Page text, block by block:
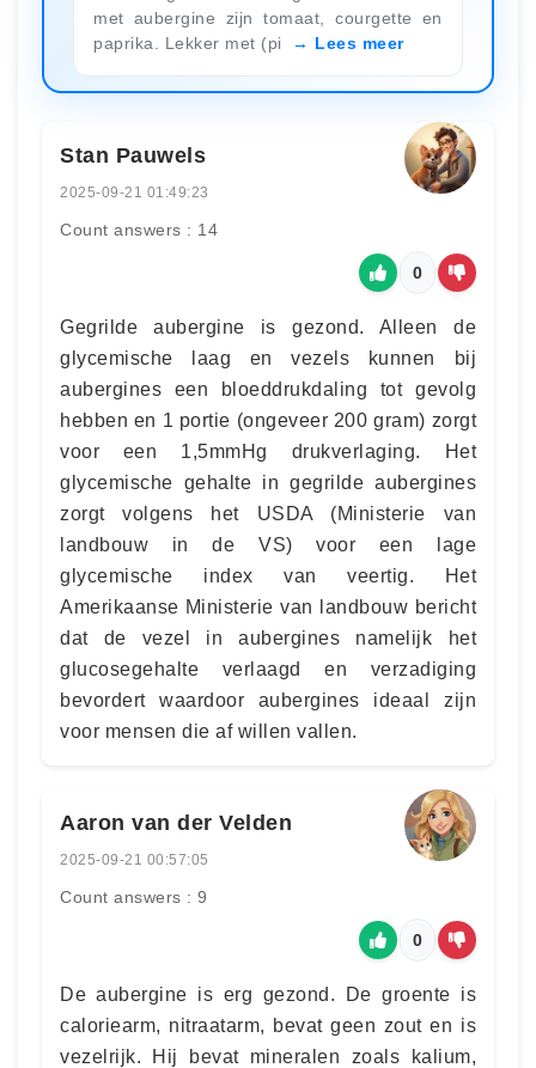
met aubergine zijn tomaat, courgette en
paprika. Lekker met (pi
Lees meer
Stan Pauwels
2025-09-21 01:49:23
Count answers : 14
0
Gegrilde aubergine is gezond. Alleen de
glycemische laag en vezels kunnen bij
aubergines een bloeddrukdaling tot gevolg
hebben en 1 portie (ongeveer 200 gram) zorgt
voor een 1,5mmHg drukverlaging. Het
glycemische gehalte in gegrilde aubergines
zorgt volgens het USDA (Ministerie van
landbouw in de VS) voor een lage
glycemische index van veertig. Het
Amerikaanse Ministerie van landbouw bericht
dat de vezel in aubergines namelijk het
glucosegehalte verlaagd en verzadiging
bevordert waardoor aubergines ideaal zijn
voor mensen die af willen vallen.
Aaron van der Velden
2025-09-21 00:57:05
Count answers : 9
0
De aubergine is erg gezond. De groente is
caloriearm, nitraatarm, bevat geen zout en is
vezelrijk. Hij bevat mineralen zoals kalium,